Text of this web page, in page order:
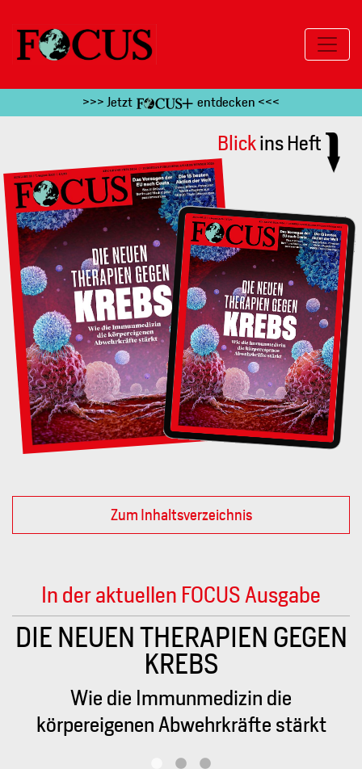
>>> Jetzt entdecken <<<
Blickins Heft
Zum Inhaltsverzeichnis
In der aktuellen FOCUS Ausgabe
stärkt
Politik
Ceuta und die Folgen: Ein
traumatisierter Kontinent
Sicherung seiner Grenzen